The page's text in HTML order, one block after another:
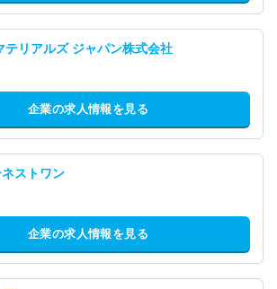
テリアルズ ジャパン株式会社
企業の求人情報を見る
ストワン
企業の求人情報を見る